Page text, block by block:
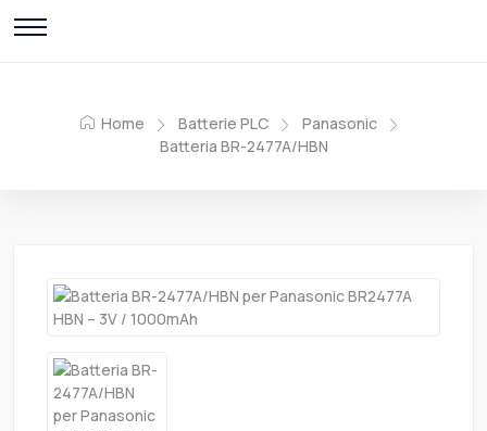
Home Batterie PLC
Panasonic
Batteria BR-2477A/HBN